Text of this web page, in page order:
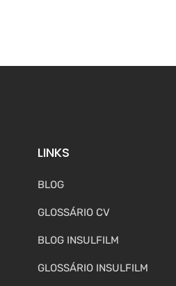
LINKS
BLOG
GLOSSÁRIO CV
BLOG INSULFILM
GLOSSÁRIO INSULFILM